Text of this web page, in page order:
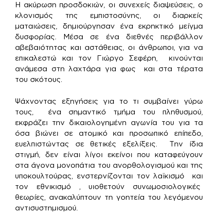
Η ακύρωση προσδοκιών, οι συνεχείς διαψεύσεις, ο
κλονισμός της εμπιστοσύνης, οι διαρκείς
ματαιώσεις, δημιούργησαν ένα εκρηκτικό μείγμα
δυσφορίας. Μέσα σε ένα διεθνές περιβάλλον
αβεβαιότητας και αστάθειας, οι άνθρωποι, για να
επικαλεστώ και τον Γιώργο Σεφέρη, κινούνται
ανάμεσα στη λαχτάρα για φως και στα τέρατα
του σκότους.
Ψάχνοντας εξηγήσεις για το τι συμβαίνει γύρω
τους, ένα σημαντικό τμήμα του πληθυσμού,
εκφράζει την δικαιολογημένη αγωνία του για τα
όσα βιώνει σε ατομικό και προσωπικό επίπεδο,
ευελπιστώντας σε θετικές εξελίξεις. Την ίδια
στιγμή, δεν είναι λίγοι εκείνοι που καταφεύγουν
στα άγονα μονοπάτια του ανορθολογισμού και της
υποκουλτούρας, ενστερνίζονται τον λαϊκισμό και
τον εθνικισμό , υιοθετούν συνωμοσιολογικές
θεωρίες, ανακαλύπτουν τη γοητεία του λεγόμενου
αντισυστημισμού.